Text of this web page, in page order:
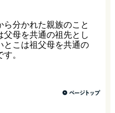
分かれた親族のこと
父母を共通の祖先とし
とこは祖父母を共通の
。